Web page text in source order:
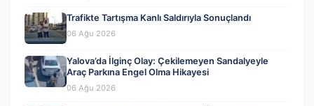
Trafikte Tartışma Kanlı Saldırıyla Sonuçlandı
06 Ağu 2026
Yalova’da İlginç Olay: Çekilemeyen Sandalyeyle
Araç Parkına Engel Olma Hikayesi
06 Ağu 2026